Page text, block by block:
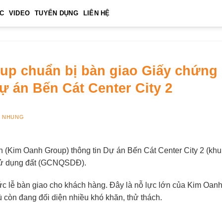
VIDEO TUYỂN DỤNG LIÊN HỆ
chuẩn bị bàn giao Giấy chứng
án Bến Cát Center City 2
NHUNG
(Kim Oanh Group) thông tin Dự án Bến Cát Center City 2
dụng đất (GCNQSDĐ).
lễ bàn giao cho khách hàng. Đây là nỗ lực lớn của Kim
còn đang đối diện nhiều khó khăn, thử thách.